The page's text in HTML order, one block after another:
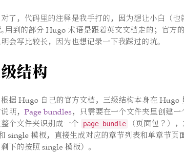
对了，代码里的注释是我手打的，因为想让小白（也
用到的部分 Hugo 术语是跟着英文文档走的；官方
会写比较长，因为也想记录一下我踩过的坑。
结构
根据 Hugo 自己的官方文档，三级结构本身在 Hugo
明， Page bundles，只需要在一个文件夹里创建一
个文件夹识别成一个
page bundle
（页面包？）
single 模板，直接生成对应的章节列表和单章节页
下的按照 single 模板）。